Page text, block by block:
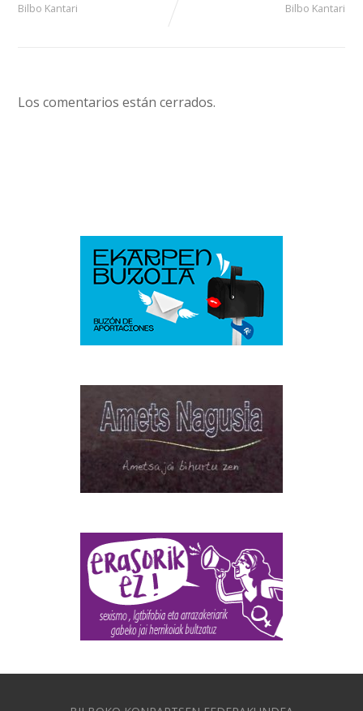
Bilbo Kantari Bilbo Kantari
Los comentarios están cerrados.